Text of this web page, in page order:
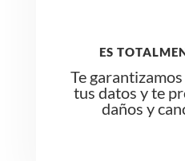
ES
Te
tus datos y te
daños y